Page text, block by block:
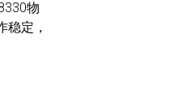
物
稳定，